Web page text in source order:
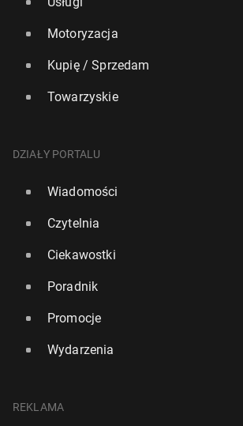
Motoryzacja
Kupię / Sprzedam
Towarzyskie
DZIAŁY PORTALU
Wiadomości
Czytelnia
Ciekawostki
Poradnik
Promocje
Wydarzenia
REKLAMA